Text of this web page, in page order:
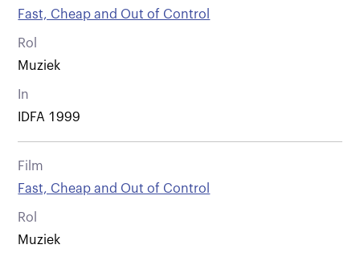
Fast, Cheap and Out of Control
Rol
Muziek
In
IDFA 1999
Film
Fast, Cheap and Out of Control
Rol
Muziek